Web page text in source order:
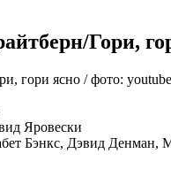
Гори,
гори ясно / фото:
Яровески
Бэнкс, Дэвид Денман,